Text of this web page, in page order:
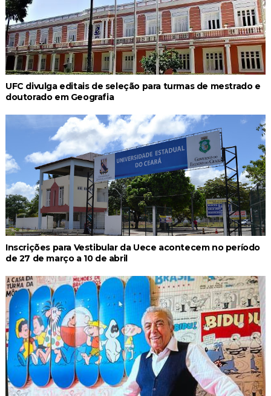
UFC divulga editais de seleção para turmas de mestrado e
doutorado em Geografia
Inscrições para Vestibular da Uece acontecem no período
de 27 de março a 10 de abril